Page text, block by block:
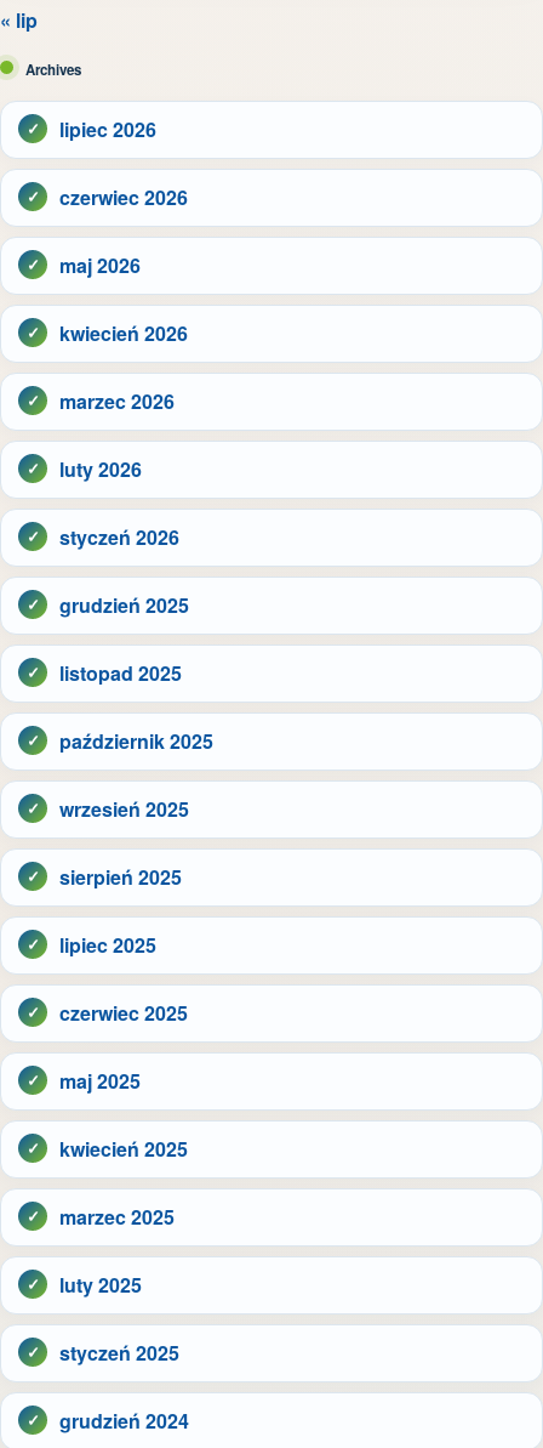
« lip
Archives
lipiec 2026
czerwiec 2026
maj 2026
kwiecień 2026
marzec 2026
luty 2026
styczeń 2026
grudzień 2025
listopad 2025
październik 2025
wrzesień 2025
sierpień 2025
lipiec 2025
czerwiec 2025
maj 2025
kwiecień 2025
marzec 2025
luty 2025
styczeń 2025
grudzień 2024